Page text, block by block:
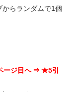
らランダムで1個
ージ目へ ⇒ ★5引